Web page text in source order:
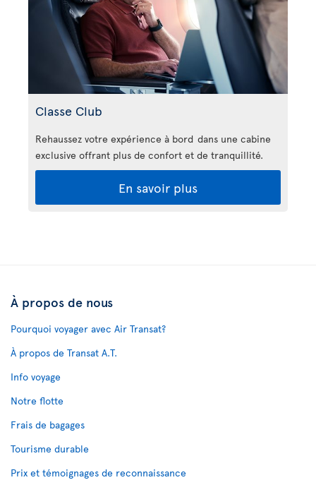
Classe Club
Rehaussez votre expérience à bord dans une cabine
exclusive offrant plus de confort et de tranquillité.
En savoir plus
À propos de nous
Pourquoi voyager avec Air Transat?
À propos de Transat A.T.
Info voyage
Notre flotte
Frais de bagages
Tourisme durable
Prix et témoignages de reconnaissance